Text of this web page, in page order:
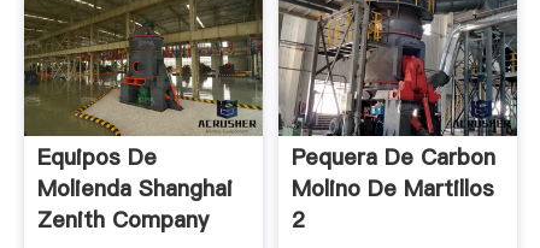
Equipos De
Molienda Shanghai
Zenith Company
Pequera De Carbon
Molino De Martillos
2